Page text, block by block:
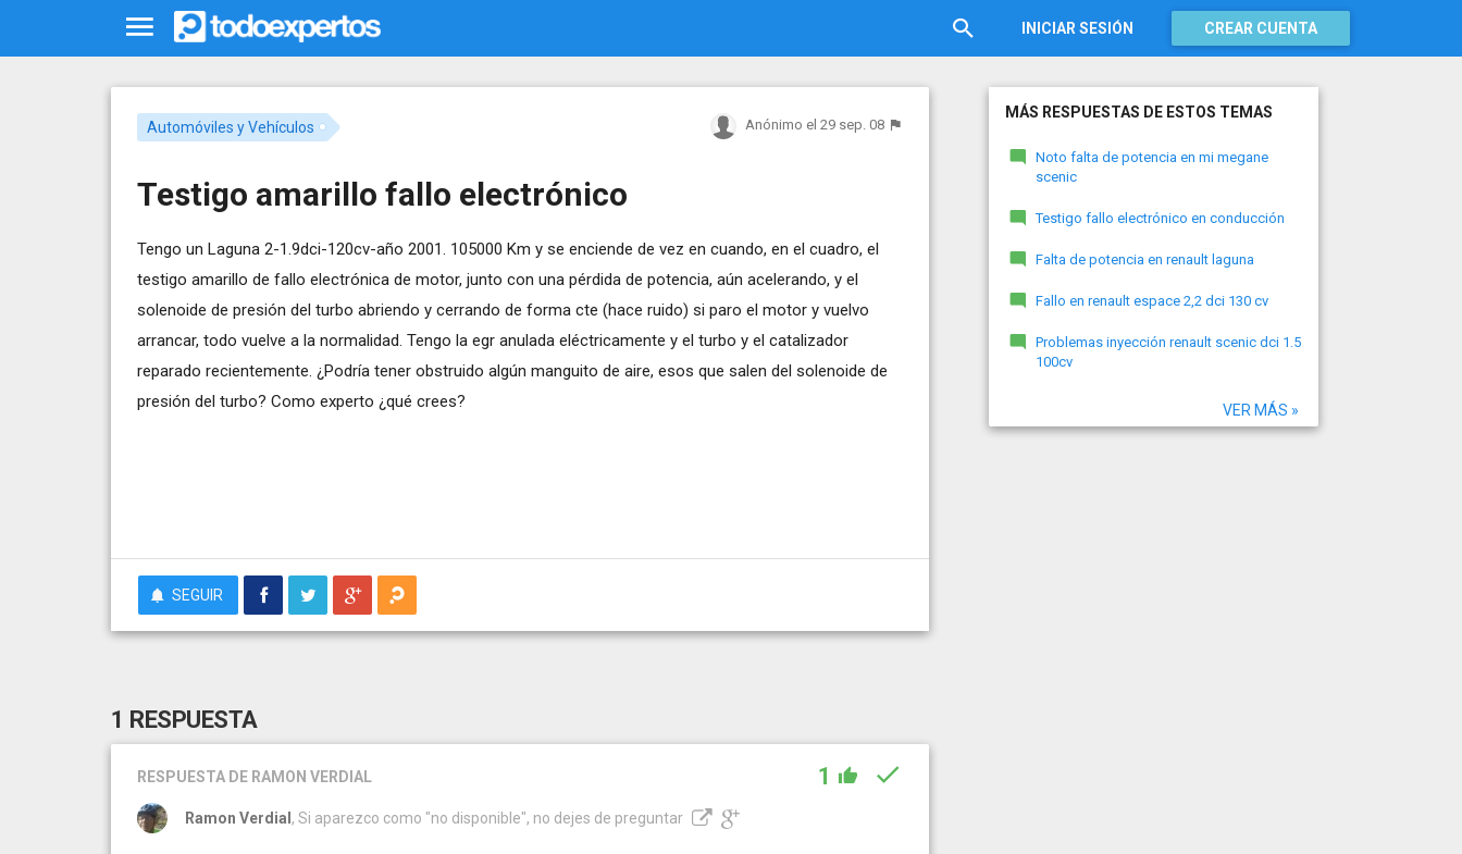
INICIAR SESIÓN CREAR CUENTA
Automóviles y Vehículos Anónimo el 29 sep. 08
Testigo amarillo fallo electrónico
Tengo un Laguna 2-1.9dci-120cv-año 2001. 105000 Km y se enciende de vez en cuando, en el cuadro, el
testigo amarillo de fallo electrónica de motor, junto con una pérdida de potencia, aún acelerando, y el
solenoide de presión del turbo abriendo y cerrando de forma cte (hace ruido) si paro el motor y vuelvo
arrancar, todo vuelve a la normalidad. Tengo la egr anulada eléctricamente y el turbo y el catalizador
reparado recientemente. ¿Podría tener obstruido algún manguito de aire, esos que salen del solenoide de
presión del turbo? Como experto ¿qué crees?
SEGUIR
1 RESPUESTA
RESPUESTA DE RAMON VERDIAL 1
Ramon Verdial , Si aparezco como "no disponible", no dejes de preguntar
MÁS RESPUESTAS DE ESTOS TEMAS
Noto falta de potencia en mi megane
scenic
Testigo fallo electrónico en conducción
Falta de potencia en renault laguna
Fallo en renault espace 2,2 dci 130 cv
Problemas inyección renault scenic dci 1.5
100cv
VER MÁS »